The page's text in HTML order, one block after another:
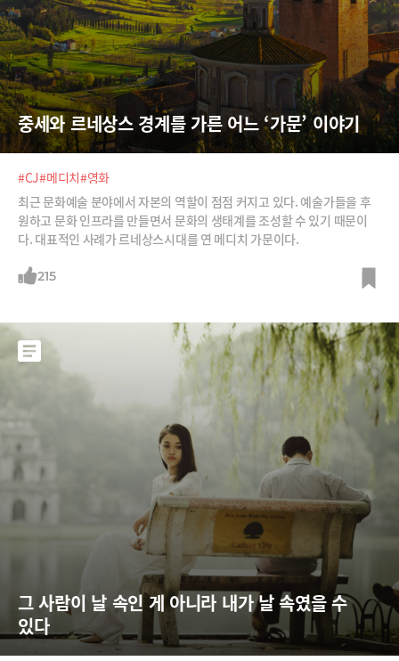
중세와 르네상스 경계를 가른 어느 ‘가문’ 이야기
#CJ#메디치#영화
최근 문화예술 분야에서 자본의 역할이 점점 커지고 있다. 예술가들을 후
원하고 문화 인프라를 만들면서 문화의 생태계를 조성할 수 있기 때문이
다. 대표적인 사례가 르네상스시대를 연 메디치 가문이다.
215
그 사람이 날 속인 게 아니라 내가 날 속였을 수
있다